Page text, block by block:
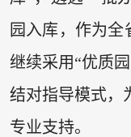
园入库，作为全
继续采用“优质
结对指导模式，
专业支持。